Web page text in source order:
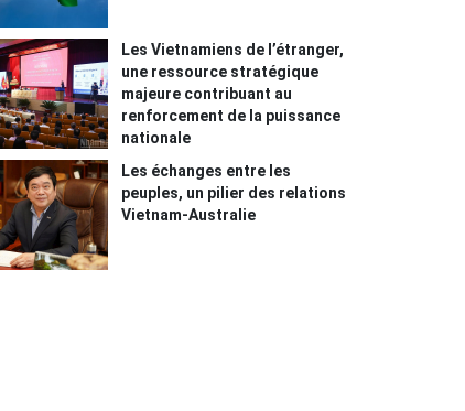
Les Vietnamiens de l’étranger,
une ressource stratégique
majeure contribuant au
renforcement de la puissance
nationale
Les échanges entre les
peuples, un pilier des relations
Vietnam-Australie